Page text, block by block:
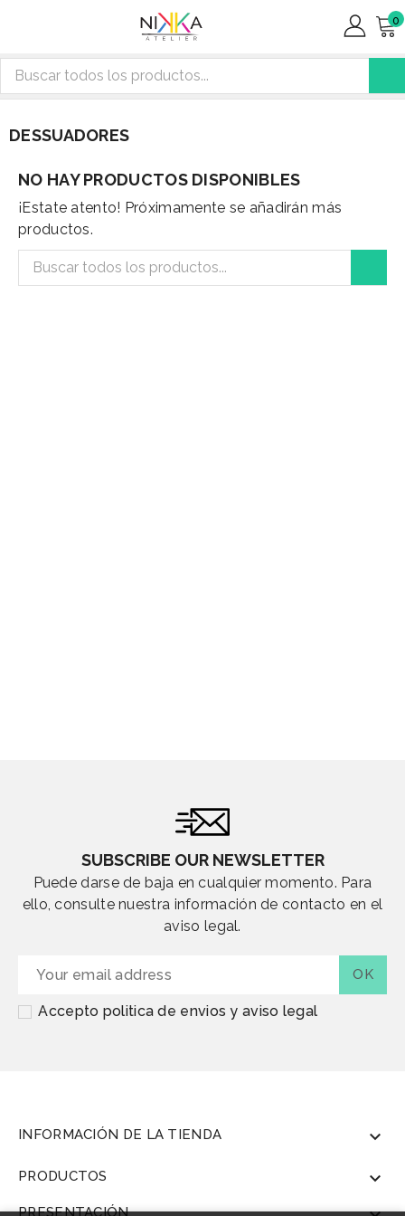
0
DESSUADORES
NO HAY PRODUCTOS DISPONIBLES
¡Estate atento! Próximamente se añadirán más
productos.
SUBSCRIBE OUR NEWSLETTER
Puede darse de baja en cualquier momento. Para
ello, consulte nuestra información de contacto en el
aviso legal.
Accepto politica de envios y aviso legal
INFORMACIÓN DE LA TIENDA 
PRODUCTOS 
PRESENTACIÓN